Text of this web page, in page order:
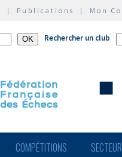
| Publications | Mon
Rechercher un club
COMPÉTITIONS